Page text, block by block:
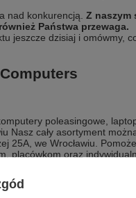
nad konkurencją. Z naszym
Państwa przewaga.
jeszcze dzisiaj i omówmy,
poleasingowe,
Nasz cały asortyment
25A, we Wrocławiu.
placówkom oraz
akcesoria, odpowiednie do
Państwa dyspozycji od